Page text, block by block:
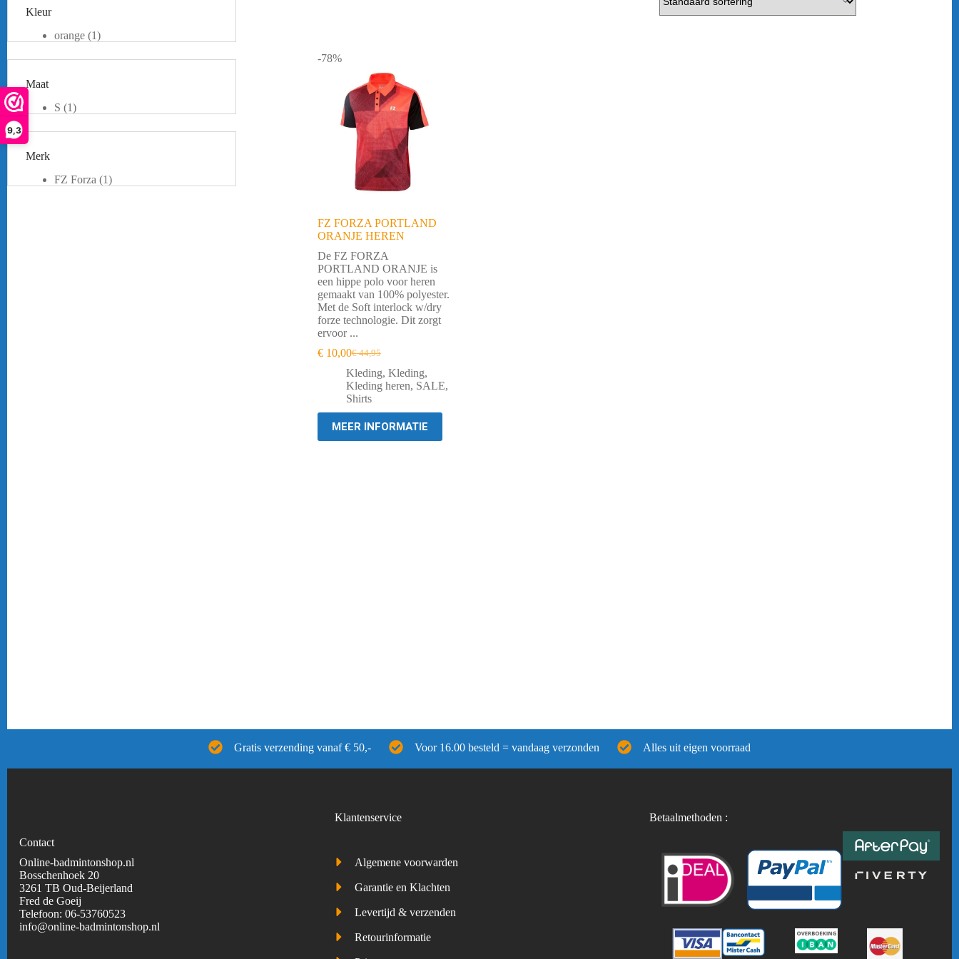
9,3
-78%
FZ FORZA PORTLAND
ORANJE HEREN
De FZ FORZA
PORTLAND ORANJE is
een hippe polo voor heren
gemaakt van 100% polyester.
Met de Soft interlock w/dry
forze technologie. Dit zorgt
ervoor ...
€44,95
Oorspronkelijke
prijs
was:
€ 44,95.
€10,00Huidige
prijs
is:
€ 10,00.
Kleding, Kleding,
Kleding heren, SALE,
Shirts
MEER INFORMATIE
Kleur
orange (1)
Zwart (1)
Maat
S (1)
Merk
FZ Forza (1)
Gratis verzending vanaf € 50,- Voor 16.00 besteld = vandaag verzonden Alles uit eigen voorraad
Contact
Online-badmintonshop.nl
Bosschenhoek 20
3261 TB Oud-Beijerland
Fred de Goeij
Telefoon: 06-53760523
info@online-badmintonshop.nl
Klantenservice
Algemene voorwarden
Garantie en Klachten
Levertijd & verzenden
Retourinformatie
Betaalmethoden :